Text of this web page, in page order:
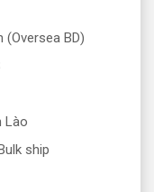
(Oversea BD)
Lào
ship